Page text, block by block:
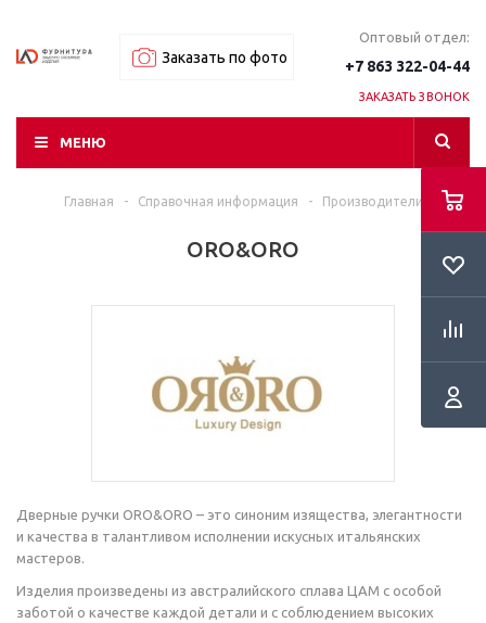
Заказать по фото
Оптовый отдел:
+7 863 322-04-44
ЗАКАЗАТЬ ЗВОНОК
МЕНЮ
Главная - Справочная информация - Производители
ORO&ORO
Дверные ручки ORO&ORO – это синоним изящества, элегантности
и качества в талантливом исполнении искусных итальянских
мастеров.
Изделия произведены из австралийского сплава ЦАМ с особой
заботой о качестве каждой детали и с соблюдением высоких